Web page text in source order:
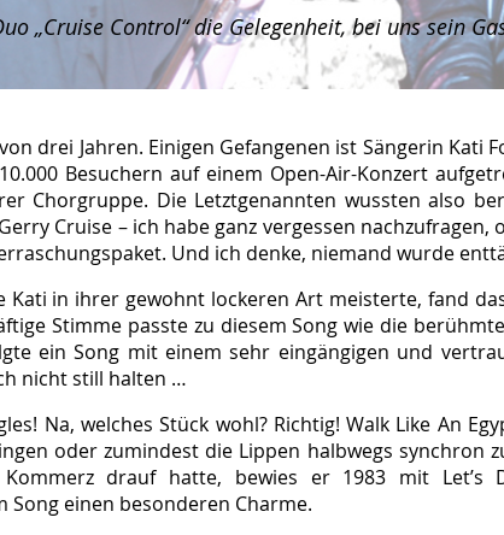
„Cruise Control“ die Gelegenheit, bei uns sein
drei Jahren. Einigen Gefangenen ist Sängerin Kati
Besuchern auf einem Open-Air-Konzert
Chorgruppe. Die Letztgenannten wussten also
Cruise – ich habe ganz vergessen
Und ich denke, niemand wurde
Kati in ihrer gewohnt lockeren Art meisterte, fand
Stimme passte zu diesem Song wie die
ein Song mit einem sehr eingängigen und
nicht still halten …
Na, welches Stück wohl? Richtig! Walk Like An
oder zumindest die Lippen halbwegs synchron
drauf hatte, bewies er 1983 mit Let’s
einen besonderen Charme.